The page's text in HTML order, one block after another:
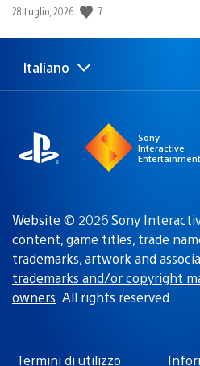
Data
pubblicazione:
28 Luglio, 2026 7
Seleziona
Regione
Italiano
Sony
Interactive
Entertainment
Website © 2026 Sony
content, game titles, trade
trademarks, artwork and
trademarks and/or copyright
owners. All rights reserved.
Termini di utilizzo